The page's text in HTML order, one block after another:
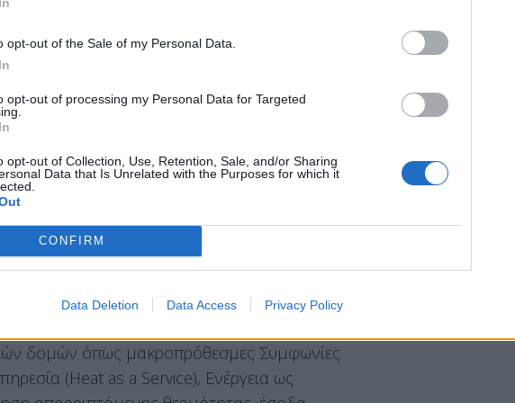
opt-out of the Sale of my Personal Data.
opt-out of processing my Personal Data for Targeted
opt-out of Collection, Use, Retention, Sale, and/or Sharing
Data that Is Unrelated with the Purposes for which it
CONFIRM
Data Deletion Data Access Privacy Policy
ενέργειας έχει συνεργαστεί με
τομείς: βιομηχανίες που
θερμοκρασίας, ενεργοβόρες βιομηχανίες
μοντέλα που μπορούν να αναπαραχθούν
μοντέλα βιομηχανικών
τη ζήτηση, τις χαμηλές εκπομπές
στηρίζει μακροπρόθεσμα την καθαρή
όταν οι τιμές αυξάνονται, ένα τρίτο παρέχει
υποδομές, ρίσκα και αξία
δομών όπως μακροπρόθεσμες Συμφωνίες
(Heat as a Service), Ενέργεια ως